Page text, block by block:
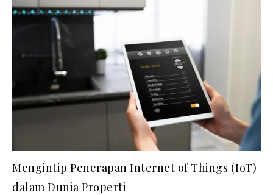
Mengintip Penerapan Internet of Things (IoT)
dalam Dunia Properti